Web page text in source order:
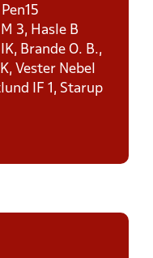
3, Hasle B
Brande O. B.,
Vester Nebel
IF 1, Starup